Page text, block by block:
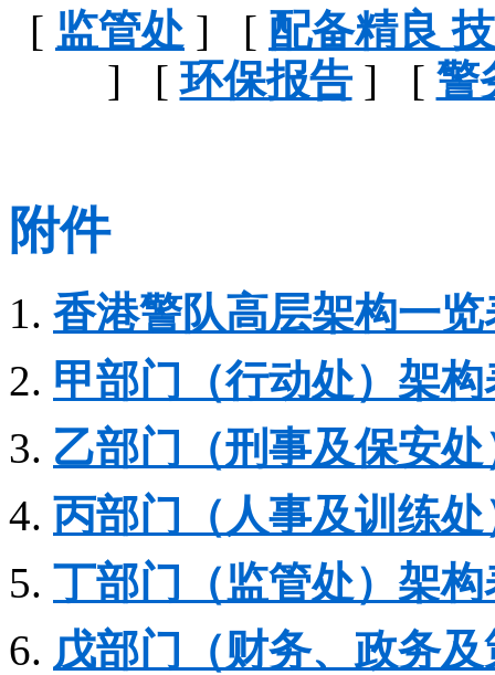
[ 监管处 ] [ 配备精良
] [环保报告] [ 警
附件
1. 香港警队高层架构一览
2. 甲部门（行动处）架构
3. 乙部门（刑事及保安
4. 丙部门（人事及训练
5. 丁部门（监管处）架构
6. 戊部门（财务、政务